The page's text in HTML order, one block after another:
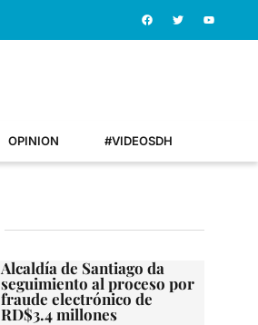
OPINION #VIDEOSDH
Alcaldía de Santiago da
seguimiento al proceso por
fraude electrónico de
RD$3.4 millones